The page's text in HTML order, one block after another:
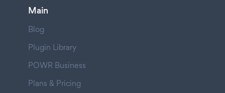
Main
Blog
Plugin Library
POWR Business
Plans & Pricing